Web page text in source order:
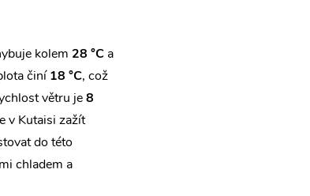
kolem 28 °C a
činí18 °C, což
větru je8
v Kutaisi zažít
do této
chladem a